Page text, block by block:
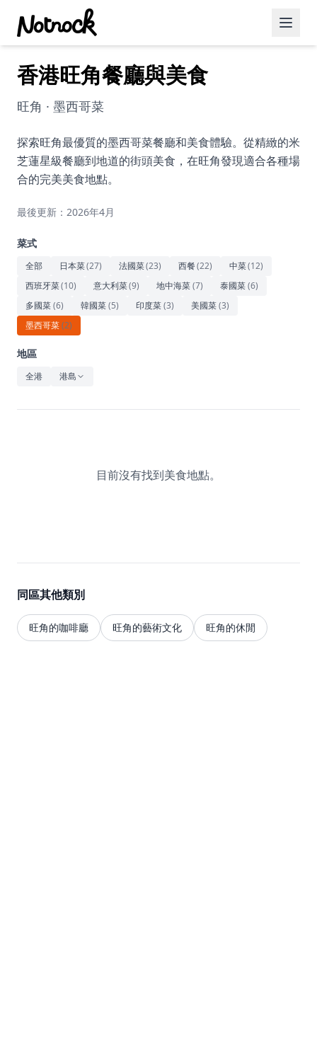
精選活動
博客文章
約會好去處
美食佳餚
藝術文化
休閒
音樂
香港旺角餐廳與美食
旺角 · 墨西哥菜
探索旺角最優質的墨西哥菜餐廳和美食體驗。從精緻的米
芝蓮星級餐廳到地道的街頭美食，在旺角發現適合各種場
合的完美美食地點。
最後更新：2026年4月
菜式
全部 日本菜(27) 法國菜(23) 西餐(22) 中菜(12)
西班牙菜(10) 意大利菜(9) 地中海菜(7) 泰國菜(6)
多國菜(6) 韓國菜(5) 印度菜(3) 美國菜(3)
墨西哥菜(2)
地區
全港 港島
目前沒有找到美食地點。
同區其他類別
旺角的咖啡廳 旺角的藝術文化 旺角的休閒